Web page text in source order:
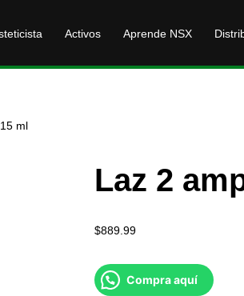
Activos Aprende NSX
ml
Laz 2
$889.99
Compra aquí